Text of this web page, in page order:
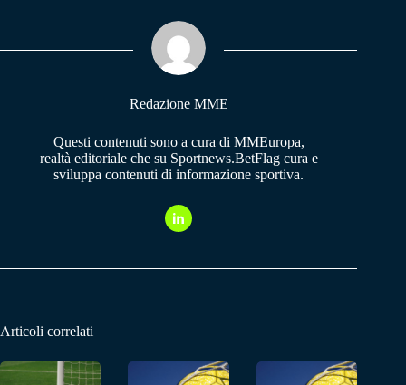
pp m
Redazione MME
Questi contenuti sono a cura di MMEuropa,
realtà editoriale che su Sportnews.BetFlag cura e
sviluppa contenuti di informazione sportiva.
Articoli correlati